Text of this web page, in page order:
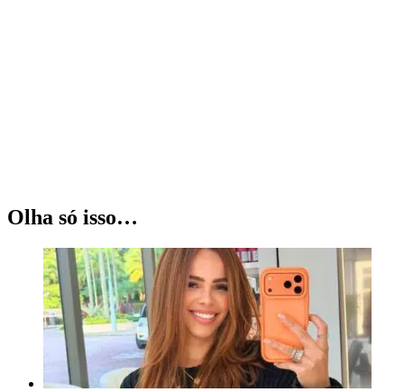
Olha só isso…